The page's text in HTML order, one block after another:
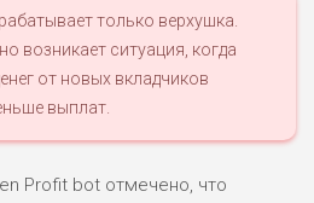
ОБЗОР
ЛЮБИТЕЛЯ
только верхушка.
возникает ситуация, когда
от новых вкладчиков
выплат.
Profit bot отмечено, что